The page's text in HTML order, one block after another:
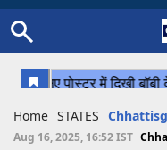
Uttar Pradesh
Cricket
Football
Home STATES
Aug 16, 2025, 16:52 IST